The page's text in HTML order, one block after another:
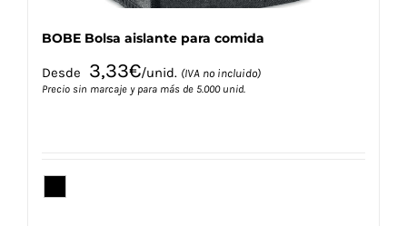
BOBE Bolsa aislante para comida
Desde 3,33€/unid. (IVA no incluido)
Precio sin marcaje y para más de 5.000 unid.